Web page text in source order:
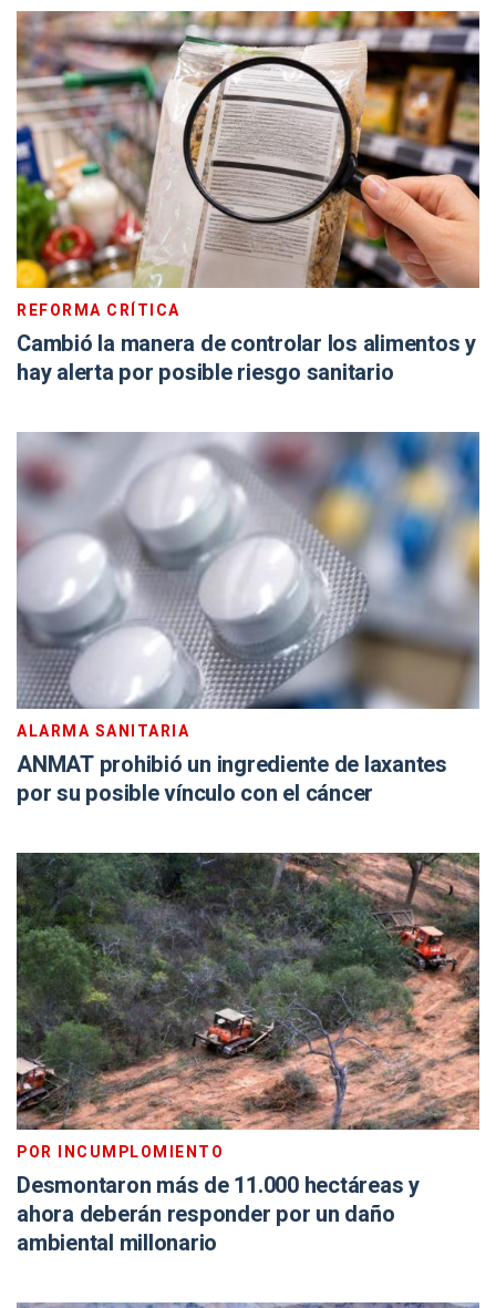
REFORMA CRÍTICA
Cambió la manera de controlar los alimentos y
hay alerta por posible riesgo sanitario
ALARMA SANITARIA
ANMAT prohibió un ingrediente de laxantes
por su posible vínculo con el cáncer
POR INCUMPLOMIENTO
Desmontaron más de 11.000 hectáreas y
ahora deberán responder por un daño
ambiental millonario